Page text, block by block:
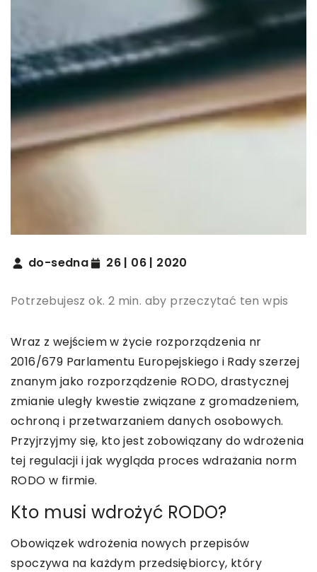
do-sedna 26 | 06 | 2020
Potrzebujesz ok. 2 min. aby przeczytać ten wpis
Wraz z wejściem w życie rozporządzenia nr
2016/679 Parlamentu Europejskiego i Rady szerzej
znanym jako rozporządzenie RODO, drastycznej
zmianie uległy kwestie związane z gromadzeniem,
ochroną i przetwarzaniem danych osobowych.
Przyjrzyjmy się, kto jest zobowiązany do wdrożenia
tej regulacji i jak wygląda proces wdrażania norm
RODO w firmie.
Kto musi wdrożyć RODO?
Obowiązek wdrożenia nowych przepisów
spoczywa na każdym przedsiębiorcy, który